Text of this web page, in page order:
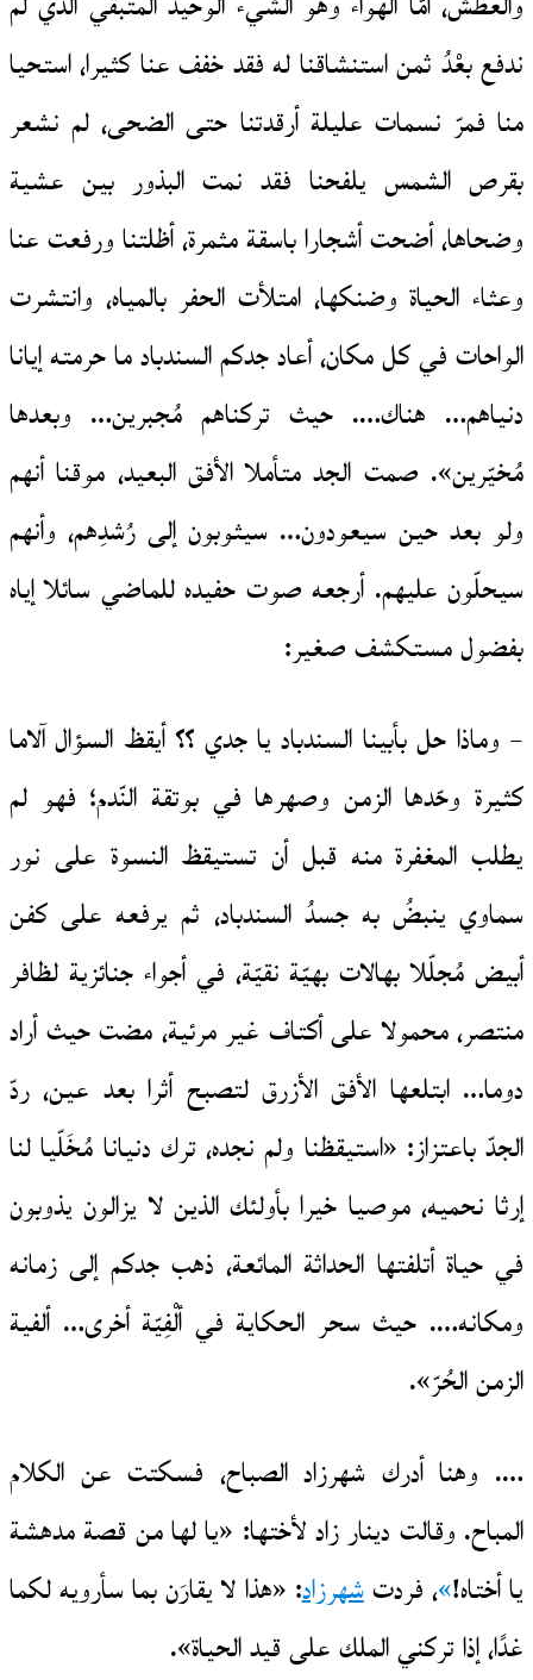
ندفع بعْدُ ثمن استنشاقنا له فقد خفف عنا كثيرا، استحيا
منا فمرّ نسمات عليلة أرقدتنا حتى الضحى، لم نشعر
بقرص الشمس يلفحنا فقد نمت البذور بين عشية
وضحاها، أضحت أشجارا باسقة مثمرة، أظلتنا ورفعت عنا
وعثاء الحياة وضنكها، امتلأت الحفر بالمياه، وانتشرت
الواحات في كل مكان، أعاد جدكم السندباد ما حرمته إيانا
دنياهم… هناك…. حيث تركناهم مُجبرين… وبعدها
مُخيّرين». صمت الجد متأملا الأفق البعيد، موقنا أنهم
ولو بعد حين سيعودون… سيثوبون إلى رُشدِهم، وأنهم
سيحلّون عليهم. أرجعه صوت حفيده للماضي سائلا إياه
بفضول مستكشف صغير:
– وماذا حل بأبينا السندباد يا جدي ؟؟ أيقظ السؤال آلاما
كثيرة وحّدها الزمن وصهرها في بوتقة النّدم؛ فهو لم
يطلب المغفرة منه قبل أن تستيقظ النسوة على نور
سماوي ينبضُ به جسدُ السندباد، ثم يرفعه على كفن
أبيض مُجلّلا بهالات بهيّة نقيّة، في أجواء جنائزية لظافر
منتصر، محمولا على أكتاف غير مرئية، مضت حيث أراد
دوما… ابتلعها الأفق الأزرق لتصبح أثرا بعد عين، ردّ
الجدّ باعتزاز: «استيقظنا ولم نجده، ترك دنيانا مُخَلّيا لنا
إرثا نحميه، موصيا خيرا بأولئك الذين لا يزالون يذوبون
في حياة أتلفتها الحداثة المائعة، ذهب جدكم إلى زمانه
ومكانه…. حيث سحر الحكاية في ألْفِيّة أخرى… ألفية
الزمن الحُرّ».
…. وهنا أدرك شهرزاد الصباح، فسكتت عن الكلام
المباح. وقالت دينار زاد لأختها: «يا لها من قصة مدهشة
يا أختاه!»، فردتشهرزاد: «هذا لا يقارَن بما سأرويه لكما
غدًا، إذا تركني الملك على قيد الحياة».